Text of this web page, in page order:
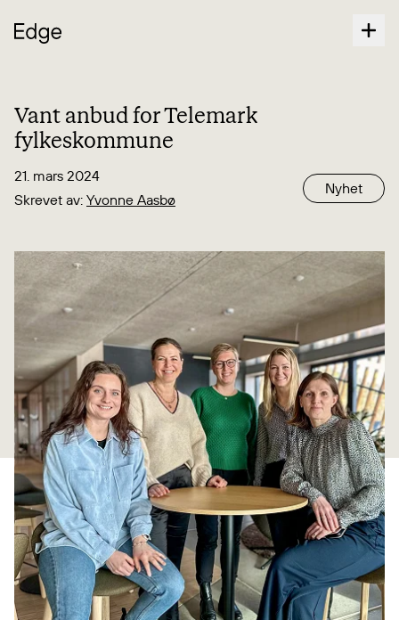
21. mars 2024
Skrevet av: Yvonne Aasbø
Nyhet
Vant anbud for Telemark
fylkeskommune